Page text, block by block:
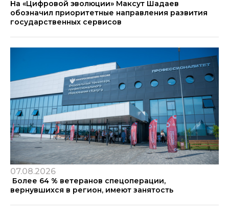
На «Цифровой эволюции» Максут Шадаев
обозначил приоритетные направления развития
государственных сервисов
07.08.2026
Более 64 % ветеранов спецоперации,
вернувшихся в регион, имеют занятость